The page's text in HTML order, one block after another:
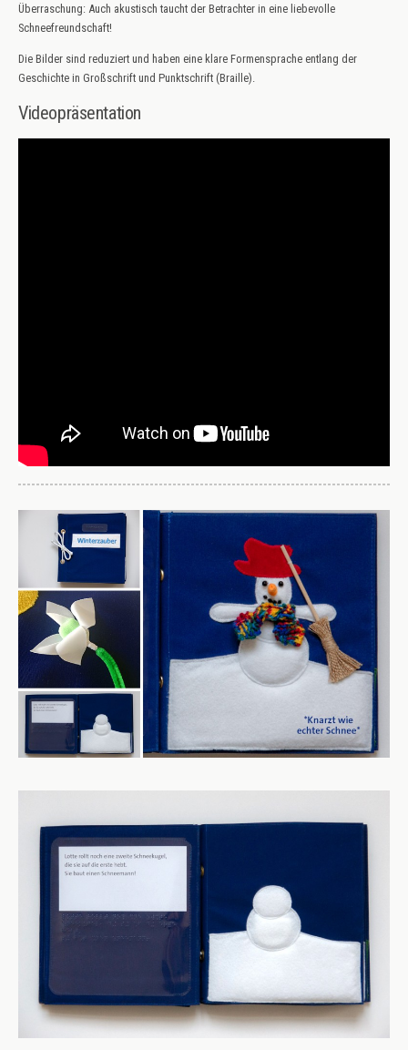
Überraschung: Auch akustisch taucht der Betrachter in eine liebevolle
Schneefreundschaft!
Die Bilder sind reduziert und haben eine klare Formensprache entlang der
Geschichte in Großschrift und Punktschrift (Braille).
Videopräsentation